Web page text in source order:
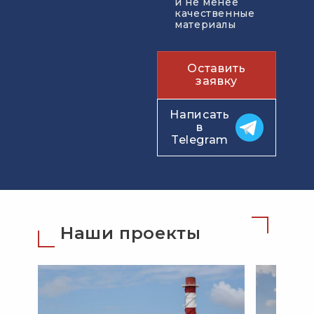
качественные
материалы
Оставить
заявку
Написать
в
Telegram
Наши проекты